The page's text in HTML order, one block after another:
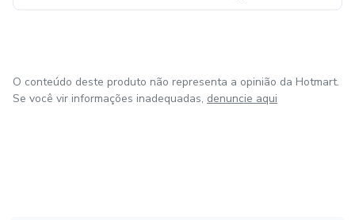
O conteúdo deste produto não representa a opinião da Hotmart.
Se você vir informações inadequadas, denuncie aqui